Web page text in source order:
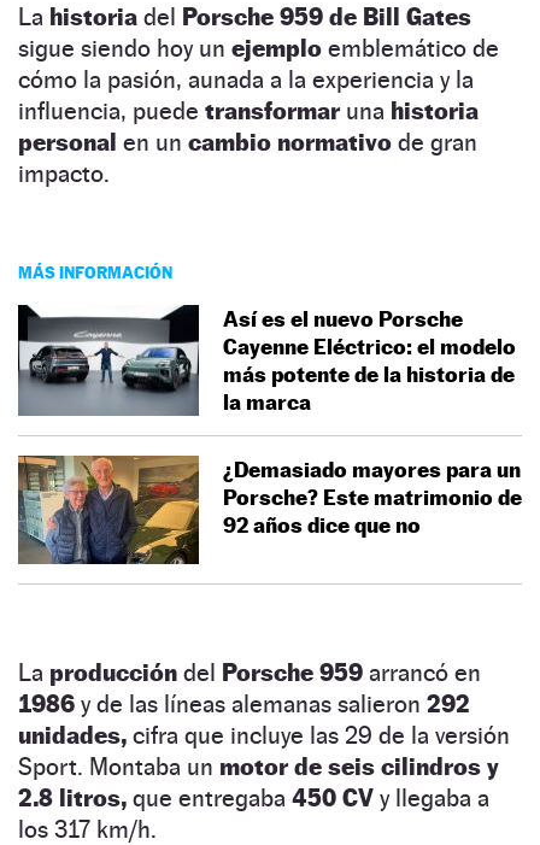
La historia del Porsche 959 de Bill Gates
sigue siendo hoy un ejemplo emblemático de
cómo la pasión, aunada a la experiencia y la
influencia, puede transformar una historia
personal en un cambio normativo de gran
impacto.
MÁS INFORMACIÓN
Así es el nuevo Porsche
Cayenne Eléctrico: el modelo
más potente de la historia de
la marca
¿Demasiado mayores para un
Porsche? Este matrimonio de
92 años dice que no
La producción del Porsche 959 arrancó en
1986 y de las líneas alemanas salieron 292
unidades, cifra que incluye las 29 de la versión
Sport. Montaba un motor de seis cilindros y
2.8 litros, que entregaba 450 CV y llegaba a
los 317 km/h.